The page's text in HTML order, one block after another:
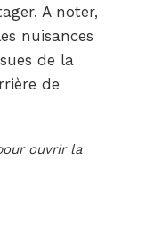
A noter,
nuisances
de la
de
ouvrir la